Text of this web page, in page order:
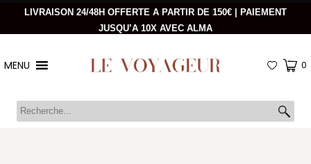
LIVRAISON 24/48H OFFERTE A PARTIR DE 150€ | PAIEMENT
JUSQU’A 10X AVEC ALMA
MENU 0